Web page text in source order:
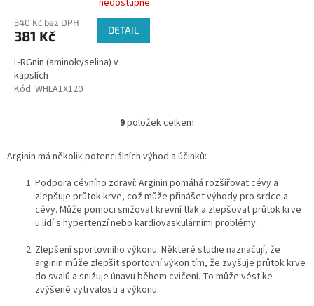
produktu
je
z
5
hvězdiček.
340 Kč bez DPH
381 Kč DETAIL
L-RGnin (aminokyselina) v
kapslích
Kód: WHLA1X120
O
l
d
a
c
í
r
v
k
y
9položek celkem
Arginin má několik potenciálních výhod a účinků:
Podpora cévního zdraví: Arginin pomáhá rozšiřovat cévy a
zlepšuje průtok krve, což může přinášet výhody pro srdce a
cévy. Může pomoci snižovat krevní tlak a zlepšovat průtok krve
u lidí s hypertenzí nebo kardiovaskulárními problémy.
Zlepšení sportovního výkonu: Některé studie naznačují, že
arginin může zlepšit sportovní výkon tím, že zvyšuje průtok krve
do svalů a snižuje únavu během cvičení. To může vést ke
zvýšené vytrvalosti a výkonu.